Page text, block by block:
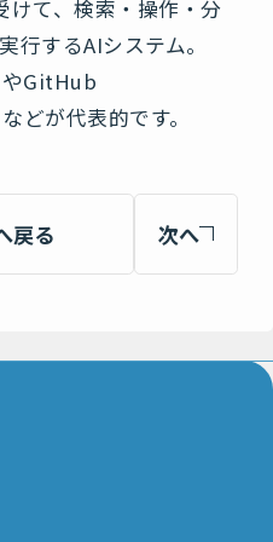
けて、検索・操作・分
行するAIシステム。
GitHub
が代表的です。
戻る 次へ